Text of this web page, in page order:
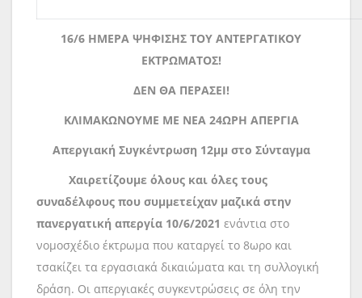
16/6 ΗΜΕΡΑ ΨΗΦΙΣΗΣ ΤΟΥ ΑΝΤΕΡΓΑΤΙΚΟΥ
ΕΚΤΡΩΜΑΤΟΣ!
ΔΕΝ ΘΑ ΠΕΡΑΣΕΙ!
ΚΛΙΜΑΚΩΝΟΥΜΕ ΜΕ ΝΕΑ 24ΩΡΗ ΑΠΕΡΓΙΑ
Απεργιακή Συγκέντρωση 12μμ στο Σύνταγμα
Χαιρετίζουμε όλους και όλες τους
συναδέλφους που συμμετείχαν μαζικά στην
πανεργατική απεργία 10/6/2021 ενάντια στο
νομοσχέδιο έκτρωμα που καταργεί το 8ωρο και
τσακίζει τα εργασιακά δικαιώματα και τη συλλογική
δράση. Οι απεργιακές συγκεντρώσεις σε όλη την